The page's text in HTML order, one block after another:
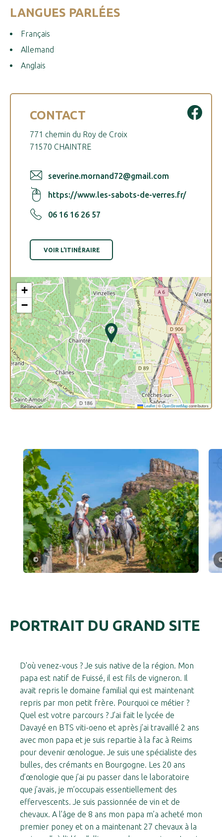
LANGUES PARLÉES
Français
Allemand
Anglais
CONTACT
771 chemin du Roy de Croix
71570 CHAINTRE
severine.mornand72@gmail.com
https://www.les-sabots-de-verres.fr/
06 16 16 26 57
VOIR L'ITINÉRAIRE
+
−
Leaflet|©OpenStreetMapcontributors
©
PORTRAIT DU GRAND SITE
D'où venez-vous ? Je suis native de la région. Mon
papa est natif de Fuissé, il est fils de vigneron. Il
avait repris le domaine familial qui est maintenant
repris par mon petit frère. Pourquoi ce métier ?
Quel est votre parcours ? J’ai fait le lycée de
Davayé en BTS viti-oeno et après j’ai travaillé 2 ans
avec mon papa et je suis repartie à la fac à Reims
pour devenir œnologue. Je suis une spécialiste des
bulles, des crémants en Bourgogne. Les 20 ans
d’œnologie que j’ai pu passer dans le laboratoire
que j’avais, je m’occupais essentiellement des
effervescents. Je suis passionnée de vin et de
chevaux. A l’âge de 8 ans mon papa m’a acheté mon
premier poney et on a maintenant 27 chevaux à la